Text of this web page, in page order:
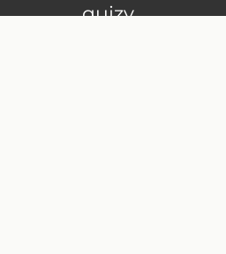
quizy